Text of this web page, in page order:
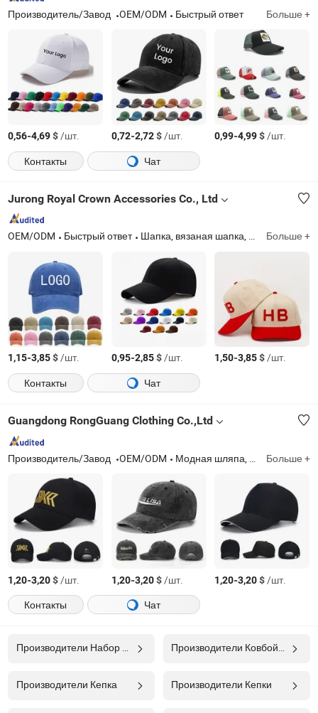
Производитель/Завод OEM/ODM Быстрый ответ Больше +
0,56-4,69$/шт. 0,72-2,72$/шт. 0,99-4,99$/шт.
Контакты
Чат
Jurong Royal Crown Accessories Co., Ltd
OEM/ODM Быстрый ответ Шапка, вязаная шапка, бейсболка, бини, вязаный шарф, перчатки, бандана Больше +
1,15-3,85$/шт. 0,95-2,85$/шт. 1,50-3,85$/шт.
Контакты
Чат
Guangdong RongGuang Clothing Co.,Ltd
Производитель/Завод OEM/ODM Модная шляпа, граффити-шляпа, мойка, кемпинговая шляпа, бейсболка Больше +
1,20-3,20$/шт. 1,20-3,20$/шт. 1,20-3,20$/шт.
Контакты
Чат
Производители Кепка Производители Кепки